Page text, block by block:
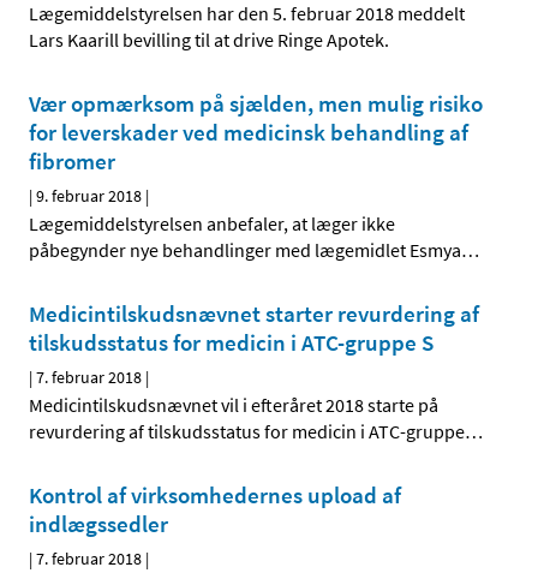
Lægemiddelstyrelsen har den 5. februar 2018 meddelt
Lars Kaarill bevilling til at drive Ringe Apotek.
Vær opmærksom på sjælden, men mulig risiko
for leverskader ved medicinsk behandling af
fibromer
|9. februar 2018 |
Lægemiddelstyrelsen anbefaler, at læger ikke
påbegynder nye behandlinger med lægemidlet Esmya…
Medicintilskudsnævnet starter revurdering af
tilskudsstatus for medicin i ATC-gruppe S
|7. februar 2018 |
Medicintilskudsnævnet vil i efteråret 2018 starte på
revurdering af tilskudsstatus for medicin i ATC-gruppe…
Kontrol af virksomhedernes upload af
indlægssedler
|7. februar 2018 |